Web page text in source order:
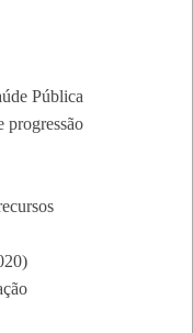
Pública
progressão